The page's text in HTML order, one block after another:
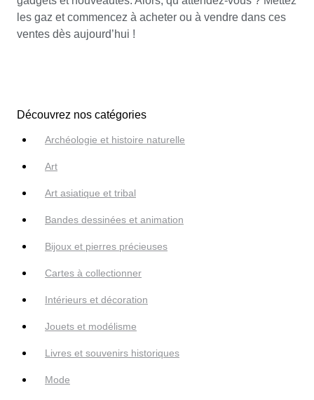
les gaz et commencez à acheter ou à vendre dans ces
ventes dès aujourd’hui !
Découvrez nos catégories
Archéologie et histoire naturelle
Art
Art asiatique et tribal
Bandes dessinées et animation
Bijoux et pierres précieuses
Cartes à collectionner
Intérieurs et décoration
Jouets et modélisme
Livres et souvenirs historiques
Mode